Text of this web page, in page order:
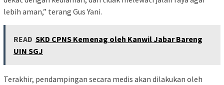
lebih aman,” terang Gus Yani.
READ SKD CPNS Kemenag oleh Kanwil Jabar Bareng
UIN SGJ
Terakhir, pendampingan secara medis akan dilakukan oleh